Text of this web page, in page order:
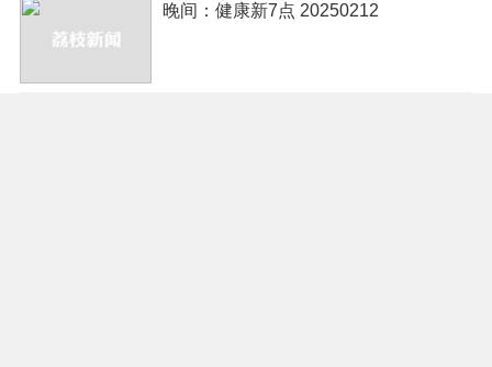
晚间：健康新7点 20250212